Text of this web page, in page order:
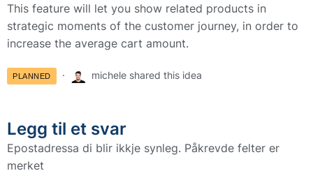
This feature will let you show related products in
strategic moments of the customer journey, in order to
increase the average cart amount.
PLANNED michele shared this idea
Legg til et svar
Epostadressa di blir ikkje synleg. Påkrevde felter er
merket